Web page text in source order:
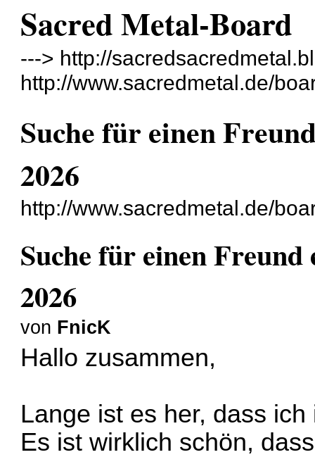
Sacred Metal-Board
---> http://
http://www.sacredmetal.de/
Suche für einen
2026
http://www.sacredmetal.de/
Suche für einen
2026
von FnicK
Hallo zusammen,
Lange ist es her, dass
Es ist wirklich schön,